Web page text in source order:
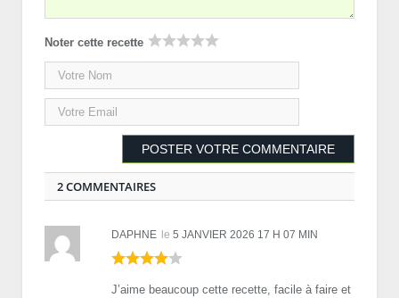
Noter cette recette
2 COMMENTAIRES
DAPHNE le 5 JANVIER 2026 17 H 07 MIN
J’aime beaucoup cette recette, facile à faire et